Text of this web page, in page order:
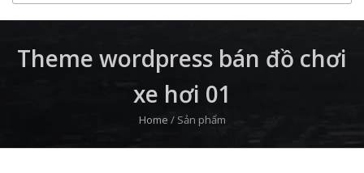
Theme wordpress bán đồ chơi
xe hơi 01
Home / Sản phẩm